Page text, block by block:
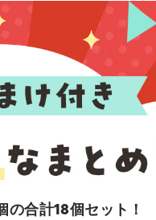
の合計18個セット！